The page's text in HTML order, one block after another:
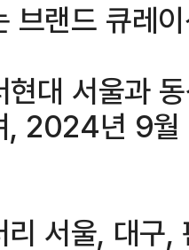
브랜드 큐레
대 서울과
, 2024년 9
서울, 대구